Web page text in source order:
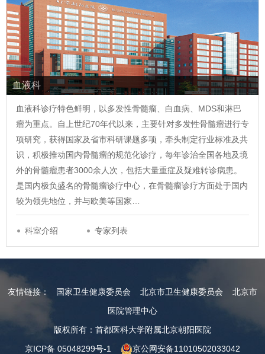
血液科
血液科诊疗特色鲜明，以多发性骨髓瘤、白血病、MDS和淋巴
瘤为重点。自上世纪70年代以来，主要针对多发性骨髓瘤进行专
项研究，获得国家及省市科研课题多项，牵头制定行业标准及共
识，积极推动国内骨髓瘤的规范化诊疗，每年诊治全国各地及境
外的骨髓瘤患者3000余人次，包括大量重症及疑难转诊病患。
是国内极负盛名的骨髓瘤诊疗中心，在骨髓瘤诊疗方面处于国内
较为领先地位，并与欧美等国家…
科室介绍 专家列表
友情链接： 国家卫生健康委员会 北京市卫生健康委员会
北京市
医院管理中心
版权所有：首都医科大学附属北京朝阳医院
京ICP备 05048299号-1
京公网安备11010502033042